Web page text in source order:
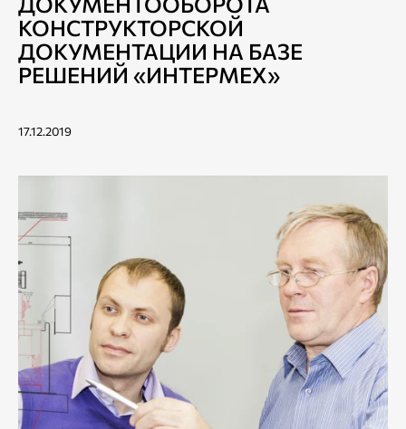
КОНСТРУКТОРСКОЙ
ДОКУМЕНТАЦИИ НА БАЗЕ
РЕШЕНИЙ «ИНТЕРМЕХ»
17.12.2019